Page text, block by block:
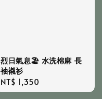
烈日氣息🏖️ 水洗棉麻 長
袖襯衫
Regular
price
NT$ 1,350